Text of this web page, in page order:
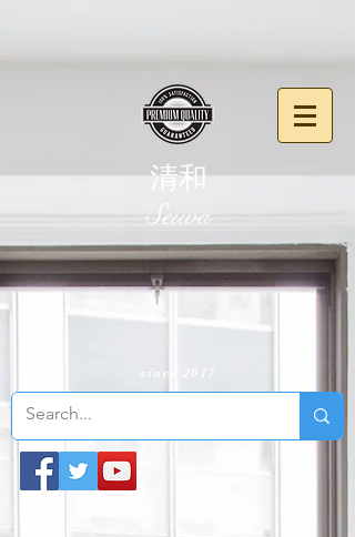
清和
​Seiwa
since 2017